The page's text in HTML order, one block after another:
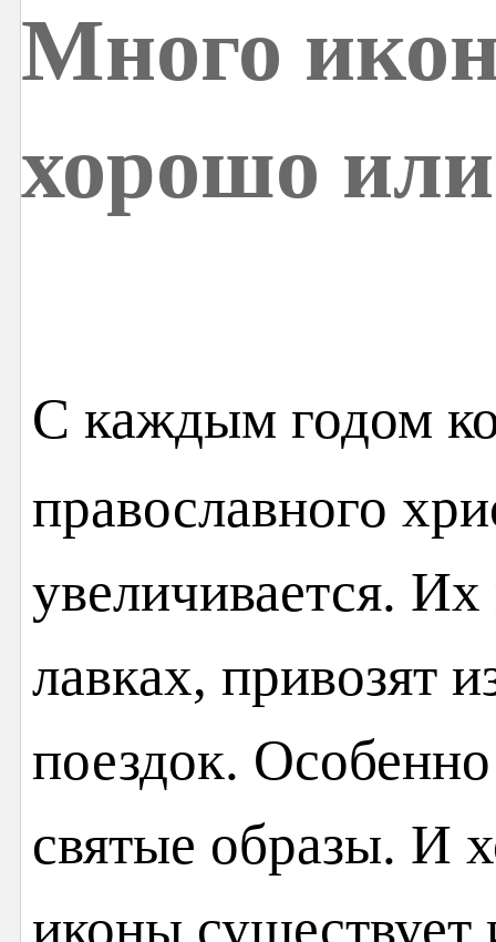
Много
хорошо
С каждым годом
православного
увеличивается.
лавках, привозят
поездок.
святые образы. И
иконы существует